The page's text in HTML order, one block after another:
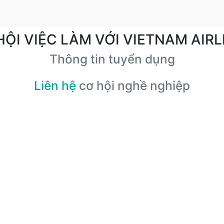
VIỆC LÀM VỚI VIETNAM
Thông tin tuyển dụng
Liên hệ cơ hội nghề nghiệp